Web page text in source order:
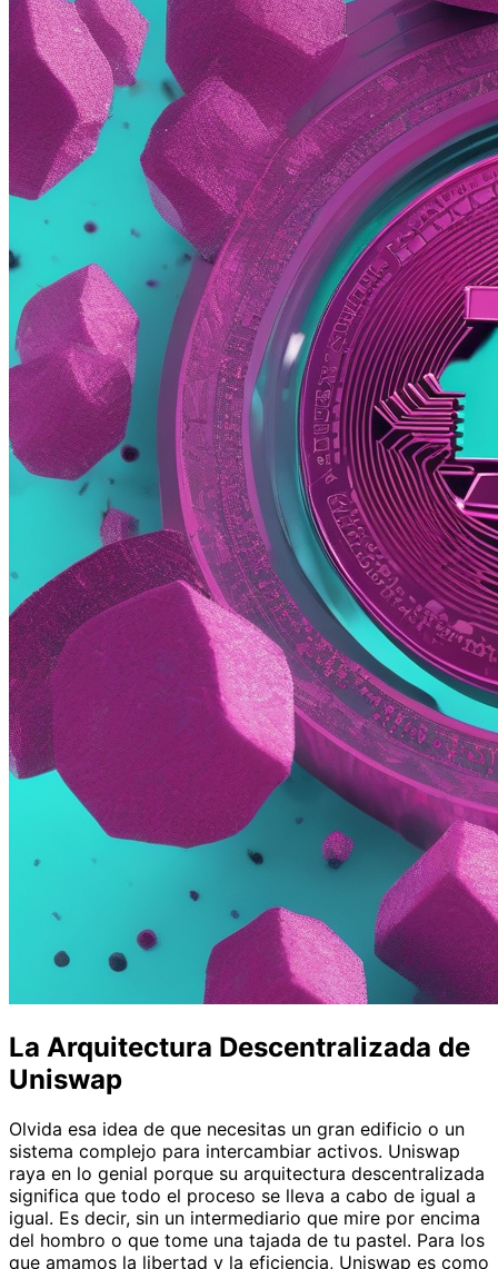
La Arquitectura Descentralizada de
Uniswap
Olvida esa idea de que necesitas un gran edificio o un
sistema complejo para intercambiar activos. Uniswap
raya en lo genial porque su arquitectura descentralizada
significa que todo el proceso se lleva a cabo de igual a
igual. Es decir, sin un intermediario que mire por encima
del hombro o que tome una tajada de tu pastel. Para los
que amamos la libertad y la eficiencia, Uniswap es como